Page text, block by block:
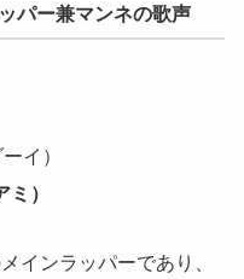
パー兼マンネの歌声
イ）
）
インラッパーであり、